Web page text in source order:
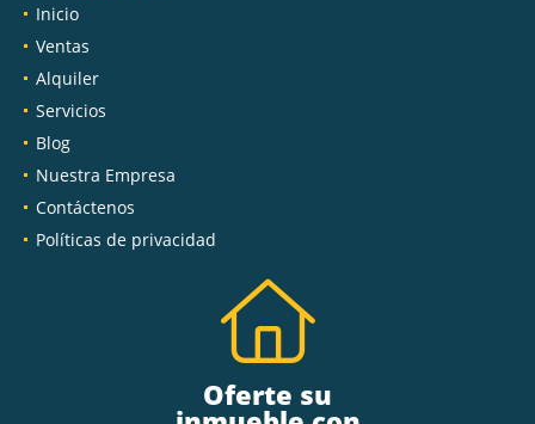
Inicio
Ventas
Alquiler
Servicios
Blog
Nuestra Empresa
Contáctenos
Políticas de privacidad
Oferte su